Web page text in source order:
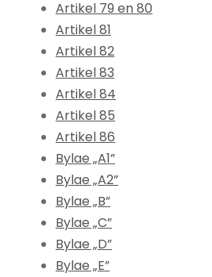
Artikel 79 en 80
Artikel 81
Artikel 82
Artikel 83
Artikel 84
Artikel 85
Artikel 86
Bylae „A1”
Bylae „A2”
Bylae „B”
Bylae „C”
Bylae „D”
Bylae „E”